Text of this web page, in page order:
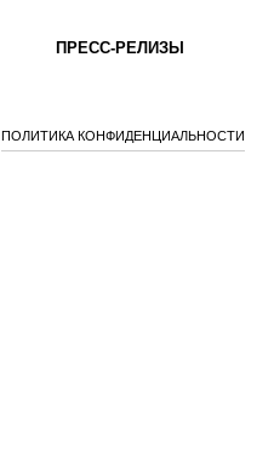
ПРЕСС-РЕЛИЗЫ
ПОЛИТИКА КОНФИДЕНЦИАЛЬНОСТИ